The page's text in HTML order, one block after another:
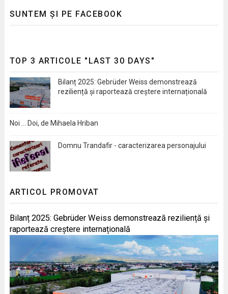
SUNTEM ȘI PE FACEBOOK
TOP 3 ARTICOLE "LAST 30 DAYS"
Bilanț 2025: Gebrüder Weiss demonstrează
reziliență și raportează creștere internațională
Noi … Doi, de Mihaela Hriban
Domnu Trandafir - caracterizarea personajului
ARTICOL PROMOVAT
Bilanț 2025: Gebrüder Weiss demonstrează reziliență și
raportează creștere internațională